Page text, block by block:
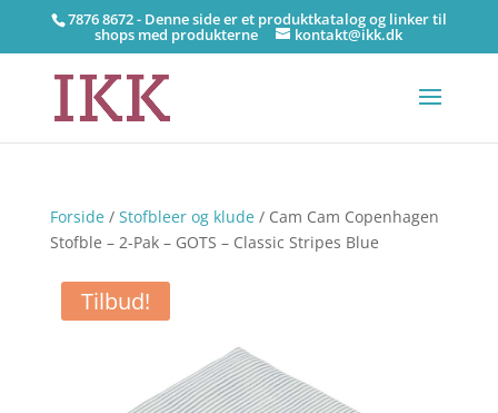
7876 8672 - Denne side er et produktkatalog og linker til
shops med produkterne kontakt@ikk.dk
Forside/ Stofbleer og klude/ Cam Cam Copenhagen
Stofble – 2-Pak – GOTS – Classic Stripes Blue
Tilbud!